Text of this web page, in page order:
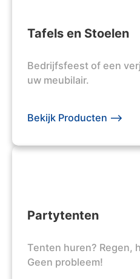
Tafels en Stoelen
Bedrijfsfeest of een
uw meubilair.
Bekijk Producten -->
Partytenten
Tenten huren? Regen,
Geen probleem!